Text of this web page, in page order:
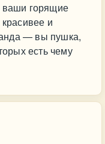
ваши горящие
и
— вы пушка,
есть чему